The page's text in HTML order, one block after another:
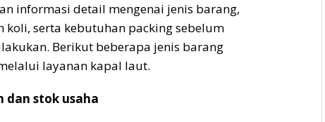
informasi detail mengenai jenis barang,
koli, serta kebutuhan packing sebelum
Berikut beberapa jenis barang
layanan kapal laut.
dan stok usaha